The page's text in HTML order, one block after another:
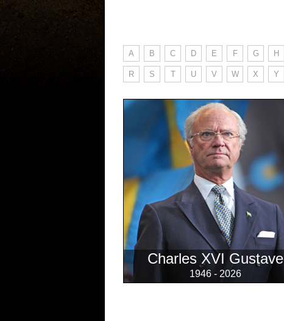
A B C D E F G H
R S T U V W X Y
Charles XVI Gustave
1946 - 2026